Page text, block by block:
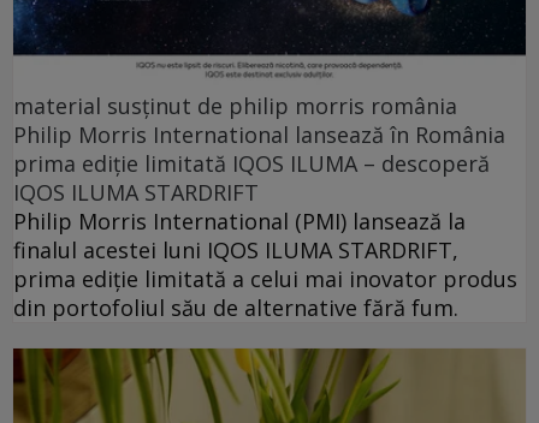
material susținut de philip morris românia
Philip Morris International lansează în România
prima ediție limitată IQOS ILUMA – descoperă
IQOS ILUMA STARDRIFT
Philip Morris International (PMI) lansează la
finalul acestei luni IQOS ILUMA STARDRIFT,
prima ediție limitată a celui mai inovator produs
din portofoliul său de alternative fără fum.